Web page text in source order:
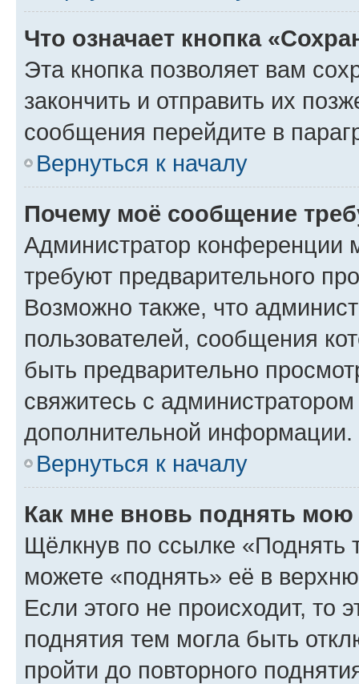
Что означает кнопка
Эта кнопка позволяет вам
закончить и отправить их
сообщения перейдите в
Вернуться к началу
Почему моё сообщение
Администратор конференции
требуют предварительного
Возможно также, что
пользователей, сообщения
быть предварительно
свяжитесь с
дополнительной информации.
Вернуться к началу
Как мне вновь поднять мою
Щёлкнув по ссылке «Поднять
можете «поднять» её в
Если этого не происходит, то
поднятия тем могла быть
пройти до повторного